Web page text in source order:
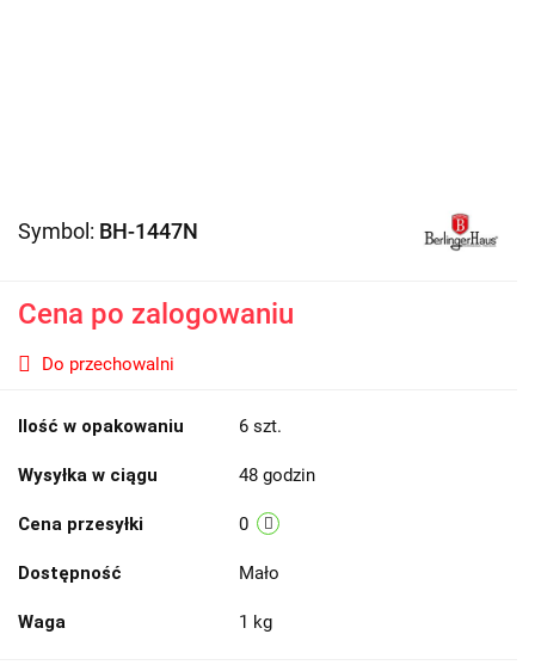
Symbol: BH-1447N
Cena po zalogowaniu
Do przechowalni
Ilość w opakowaniu 6 szt.
Wysyłka w ciągu 48 godzin
Cena przesyłki 0
Dostępność Mało
Waga 1 kg